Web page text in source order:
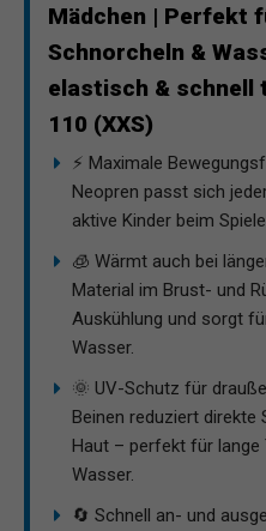
Mädchen | Perfekt
Schnorcheln &
elastisch & schnell
110 (XXS)
⚡ Maximale
Neopren passt sich
aktive Kinder beim
🧊 Wärmt auch bei
Material im Brust- und
Auskühlung und sorgt
Wasser.
🌞 UV-Schutz für
Beinen reduziert direkte
Haut – perfekt für lange
Wasser.
🔄 Schnell an- und